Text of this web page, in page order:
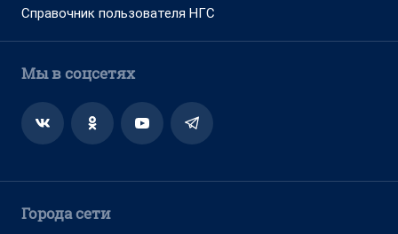
Справочник пользователя НГС
Мы в соцсетях
Города сети